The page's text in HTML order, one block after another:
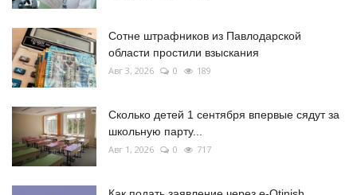
Сотне штрафников из Павлодарской
области простили взыскания
Авг 3, 2026 0 189
Сколько детей 1 сентября впервые сядут за
школьную парту...
Авг 1, 2026 0 717